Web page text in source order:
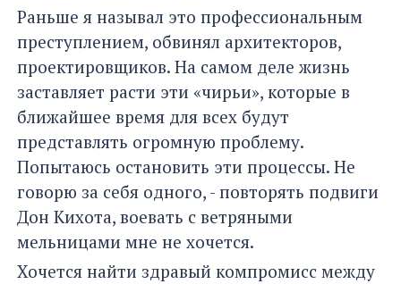
Раньше я называл это профессиональным
преступлением, обвинял архитекторов,
проектировщиков. На самом деле жизнь
заставляет расти эти «чирьи», которые в
ближайшее время для всех будут
представлять огромную проблему.
Попытаюсь остановить эти процессы. Не
говорю за себя одного, - повторять подвиги
Дон Кихота, воевать с ветряными
мельницами мне не хочется.
Хочется найти здравый компромисс между